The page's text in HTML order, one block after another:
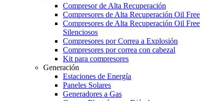
Compresor de Alta Recuperación
Compresores de Alta Recuperación Oil Free
Compresores de Alta Recuperación Oil Free
Silenciosos
Compresores por Correa a Explosión
Compresores por correa con cabezal
Kit para compresores
Generación
Estaciones de Energía
Paneles Solares
Generadores a Gas